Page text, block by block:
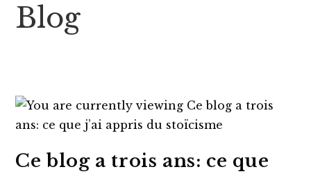
Blog
Ce blog a trois ans: ce que